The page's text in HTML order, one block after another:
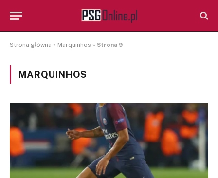
Strona główna » Marquinhos » Strona 9
MARQUINHOS